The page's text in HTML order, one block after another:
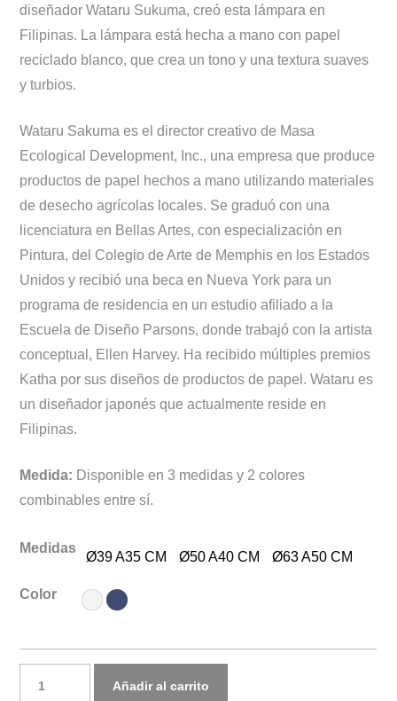
535,00€
hasta
915,00€
diseñador Wataru Sukuma, creó esta lámpara en
Filipinas. La lámpara está hecha a mano con papel
reciclado blanco, que crea un tono y una textura suaves
y turbios.
Wataru Sakuma es el director creativo de Masa
Ecological Development, Inc., una empresa que produce
productos de papel hechos a mano utilizando materiales
de desecho agrícolas locales. Se graduó con una
licenciatura en Bellas Artes, con especialización en
Pintura, del Colegio de Arte de Memphis en los Estados
Unidos y recibió una beca en Nueva York para un
programa de residencia en un estudio afiliado a la
Escuela de Diseño Parsons, donde trabajó con la artista
conceptual, Ellen Harvey. Ha recibido múltiples premios
Katha por sus diseños de productos de papel. Wataru es
un diseñador japonés que actualmente reside en
Filipinas.
Medida: Disponible en 3 medidas y 2 colores
combinables entre sí.
Medidas
Ø39 A35 CM Ø50 A40 CM Ø63 A50 CM
Color
Añadir al carrito